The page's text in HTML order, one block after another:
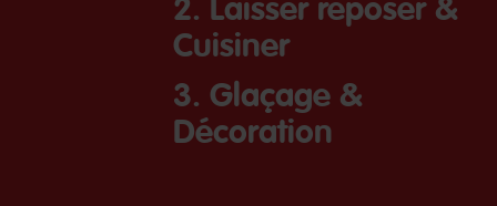
Cuisiner
3. Glaçage &
Décoration